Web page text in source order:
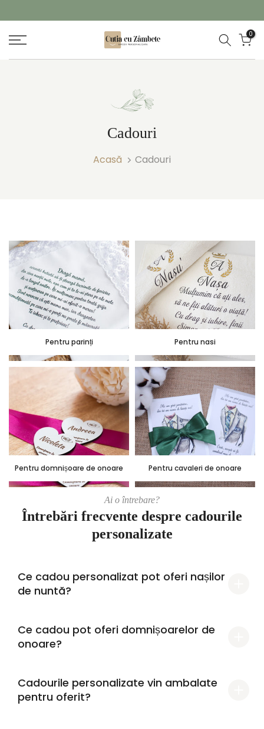
conținut
0
Cadouri
Acasă Cadouri
Pentru parinți Pentru nasi
Pentru domnișoare de onoare Pentru cavaleri de onoare
Ai o întrebare?
Întrebări frecvente despre cadourile
personalizate
Ce cadou personalizat pot oferi nașilor
de nuntă?
Ce cadou pot oferi domnișoarelor de
onoare?
Cadourile personalizate vin ambalate
pentru oferit?